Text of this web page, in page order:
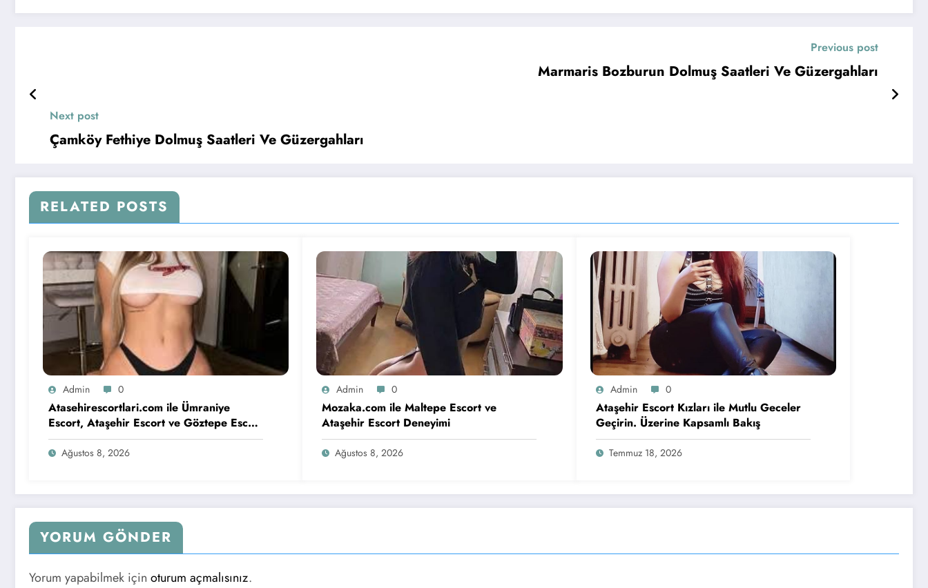
Previous post
Marmaris Bozburun Dolmuş Saatleri Ve Güzergahları
Next post
Çamköy Fethiye Dolmuş Saatleri Ve Güzergahları
RELATED POSTS
Admin 0
Atasehirescortlari.com ile Ümraniye
Escort, Ataşehir Escort ve Göztepe Escort
Deneyimi
Ağustos 8, 2026
Admin 0
Mozaka.com ile Maltepe Escort ve
Ataşehir Escort Deneyimi
Ağustos 8, 2026
Admin 0
Ataşehir Escort Kızları ile Mutlu Geceler
Geçirin. Üzerine Kapsamlı Bakış
Temmuz 18, 2026
YORUM GÖNDER
Yorum yapabilmek için oturum açmalısınız.